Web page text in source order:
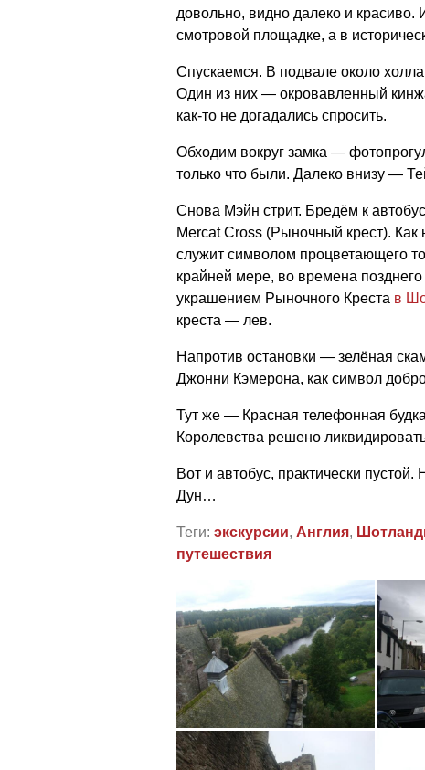
довольно, видно далеко и красиво.
смотровой площадке, а в
Спускаемся. В подвале около
Один из них — окровавленный
как-то не догадались спросить.
Обходим вокруг замка —
только что были. Далеко внизу —
Снова Мэйн стрит. Бредём к
Mercat Cross (Рыночный крест). Как
служит символом процветающего
крайней мере, во времена
украшением Рыночного Креста в
креста — лев.
Напротив остановки — зелёная
Джонни Кэмерона, как символ
Тут же — Красная телефонная
Королевства решено
Вот и автобус, практически
Дун…
Теги: экскурсии, Англия,
путешествия